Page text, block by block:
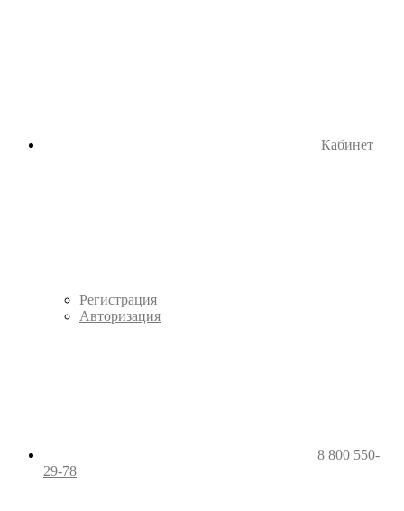
Кабинет
Регистрация
Авторизация
8 800 550-
29-78